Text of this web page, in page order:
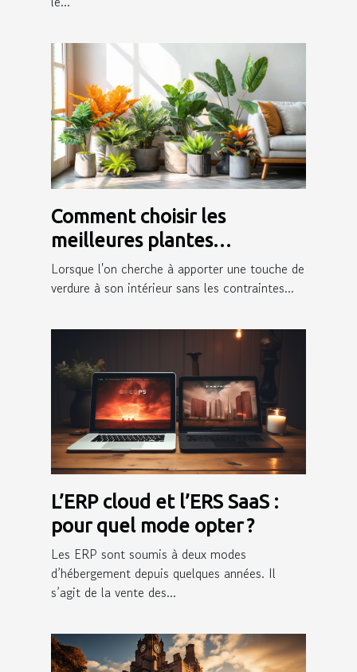
Comment choisir les
meilleures plantes
artificielles pour votre
intérieur
Lorsque l'on cherche à apporter une touche de
verdure à son intérieur sans les contraintes...
L’ERP cloud et l’ERS SaaS :
pour quel mode opter ?
Les ERP sont soumis à deux modes
d’hébergement depuis quelques années. Il
s’agit de la vente des...